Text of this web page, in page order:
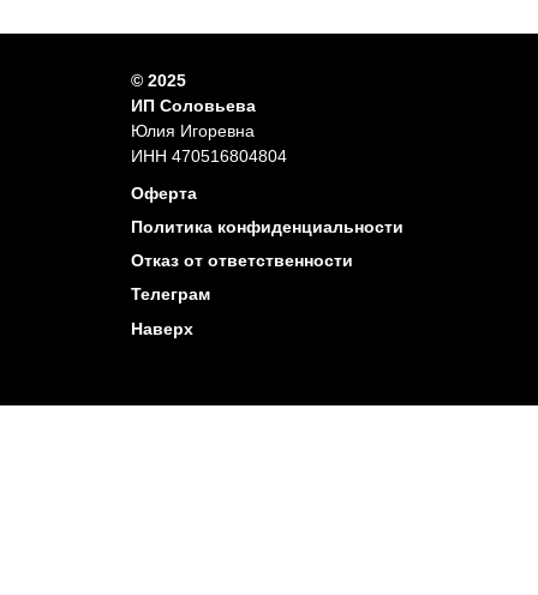
© 2025
ИП Соловьева
Юлия Игоревна
ИНН 470516804804
Политика конфиденциальности
Отказ от ответственности
Телеграм
Наверх
Оферта